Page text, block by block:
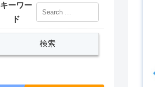
キーワー
ド